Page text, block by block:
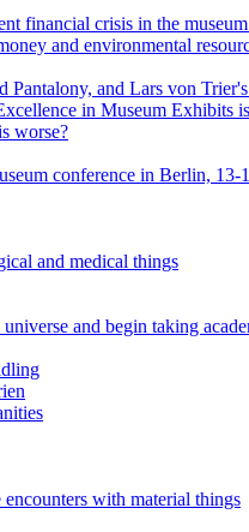
financial crisis in the
and environmental
and Lars von
in Museum Exhibits
worse?
conference in Berlin, 13-
and medical things
and begin taking
with material things